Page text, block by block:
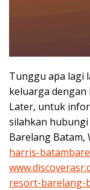
Tunggu apa lagi
keluarga dengan
Later, untuk
silahkan hubungi
Barelang Batam,
harris-
resort-barelang-